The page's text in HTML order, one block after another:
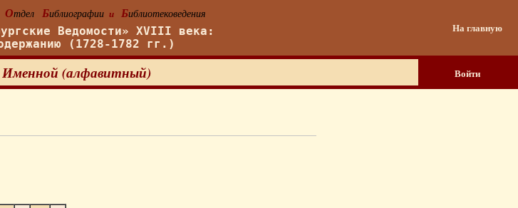
Отдел Библиографии и Библиотековедения
Ведомости» XVIII века:
(1728-1782 гг.)
На главную
Именной (алфавитный) Войти